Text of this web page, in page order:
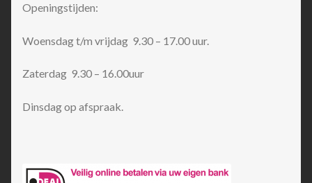
Openingstijden:
Woensdag t/m vrijdag 9.30 – 17.00 uur.
Zaterdag 9.30 – 16.00uur
Dinsdag op afspraak.